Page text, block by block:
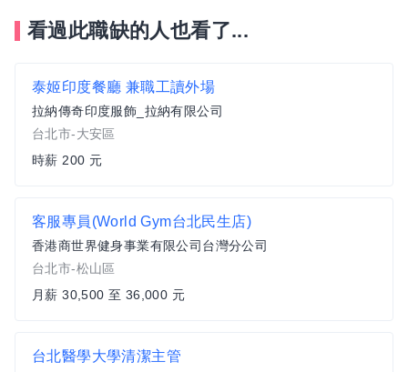
看過此職缺的人也看了...
泰姬印度餐廳 兼職工讀外場
拉納傳奇印度服飾_拉納有限公司
台北市-大安區
時薪 200 元
客服專員(World Gym台北民生店)
香港商世界健身事業有限公司台灣分公司
台北市-松山區
月薪 30,500 至 36,000 元
台北醫學大學清潔主管